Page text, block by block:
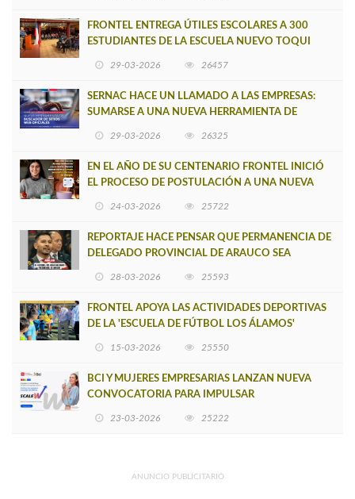
FRONTEL ENTREGA ÚTILES ESCOLARES A 300
ESTUDIANTES DE LA ESCUELA NUEVO TOQUI
29-03-2026 26457
SERNAC HACE UN LLAMADO A LAS EMPRESAS:
SUMARSE A UNA NUEVA HERRAMIENTA DE
29-03-2026 26325
EN EL AÑO DE SU CENTENARIO FRONTEL INICIÓ
EL PROCESO DE POSTULACIÓN A UNA NUEVA
24-03-2026 25722
REPORTAJE HACE PENSAR QUE PERMANENCIA DE
DELEGADO PROVINCIAL DE ARAUCO SEA
28-03-2026 25593
FRONTEL APOYA LAS ACTIVIDADES DEPORTIVAS
DE LA 'ESCUELA DE FÚTBOL LOS ÁLAMOS'
15-03-2026 25550
BCI Y MUJERES EMPRESARIAS LANZAN NUEVA
CONVOCATORIA PARA IMPULSAR
23-03-2026 25222
ANUNCIO PUBLICITARIO